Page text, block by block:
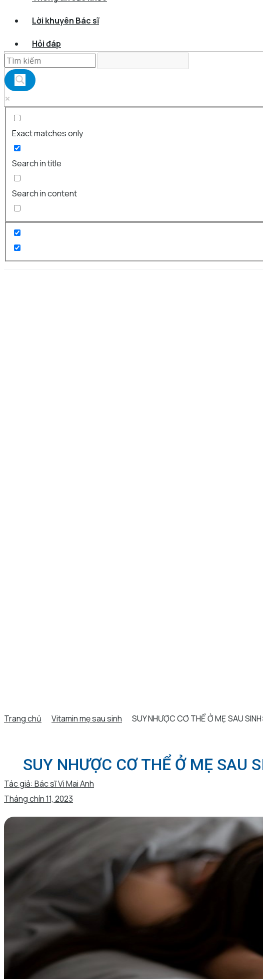
Lời khuyên Bác sĩ
Hỏi đáp
Exact matches only
Search in title
Search in content
Trang chủ Vitamin mẹ sau sinh SUY NHƯỢC CƠ THỂ Ở MẸ SAU
SUY NHƯỢC CƠ THỂ Ở MẸ SAU
Tác giả: Bác sĩ Vi Mai Anh
Tháng chín 11, 2023